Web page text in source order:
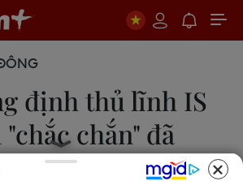
định thủ lĩnh IS
chắn" đã